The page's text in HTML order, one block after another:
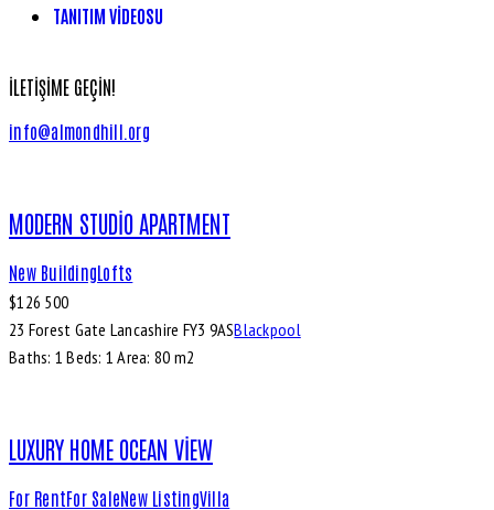
TANITIM VIDEOSU
İLETIŞIME GEÇIN!
info@almondhill.org
MODERN STUDIO APARTMENT
New BuildingLofts
$126 500
23 Forest Gate Lancashire FY3 9ASBlackpool
Baths: 1 Beds: 1 Area: 80 m2
LUXURY HOME OCEAN VIEW
For RentFor SaleNew ListingVilla